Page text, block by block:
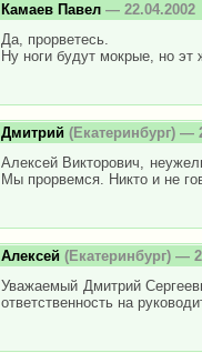
Камаев Павел — 22.04.2002
Да, прорветесь.
Ну ноги будут мокрые, но эт
Дмитрий (Екатеринбург) —
Алексей Викторович,
Мы прорвемся. Никто и не
Алексей (Екатеринбург) —
Уважаемый Дмитрий
ответственность на